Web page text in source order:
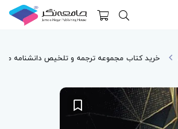
خرید کتاب مجموعه ترجمه و تلخیص دانشنامه طب اورژانس روزن 2022